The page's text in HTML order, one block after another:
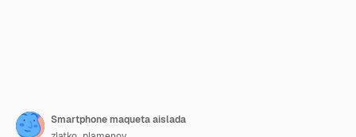
Smartphone maqueta aislada